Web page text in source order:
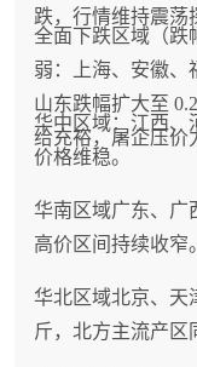
跌，行情维持震荡
全面下跌区域（跌
弱：上海、安徽、
山东跌幅扩大至
给充裕，屠企压价
华中区域：江西、
价格维稳。
华南区域广东、广
高价区间持续收窄。
华北区域北京、天
斤，北方主流产区